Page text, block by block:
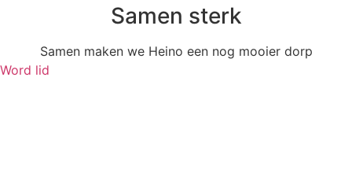
Samen sterk
Samen maken we Heino een nog mooier dorp
Word lid